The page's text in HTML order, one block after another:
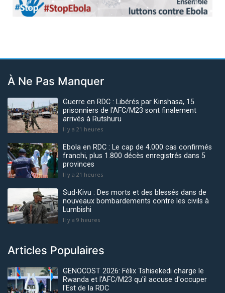
Previous Next
À Ne Pas Manquer
Guerre en RDC : Libérés par Kinshasa, 15
prisonniers de l'AFC/M23 sont finalement
arrivés à Rutshuru
Il y a 21 heures
Ebola en RDC : Le cap de 4.000 cas confirmés
franchi, plus 1.800 décès enregistrés dans 5
provinces
Il y a 21 heures
Sud-Kivu : Des morts et des blessés dans de
nouveaux bombardements contre les civils à
Lumbishi
Il y a 9 heures
Articles Populaires
GENOCOST 2026: Félix Tshisekedi charge le
Rwanda et l'AFC/M23 qu'il accuse d'occuper
l'Est de la RDC